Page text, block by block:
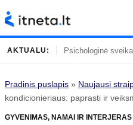
Turinys
Naujausi straipsniai
AKTUALU: Psichologinė
Pradinis puslapis » Naujausi
kondicionieriaus: paprasti ir
GYVENIMAS, NAMAI IR INTERJERAS